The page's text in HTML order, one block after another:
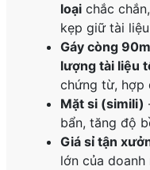
loại chắc
kẹp giữ tài
Gáy còng
lượng tài liệu
chứng từ, hợp
Mặt si (simili)
bẩn, tăng độ
Giá sỉ tận
lớn của